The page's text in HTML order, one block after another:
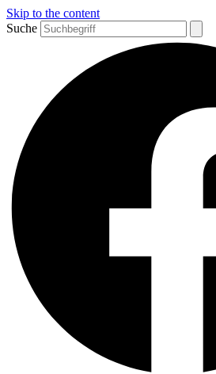
Skip to the content
Suche